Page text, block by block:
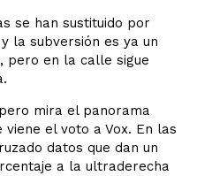
se han sustituido por
la subversión es ya un
pero en la calle sigue
mira el panorama
el voto a Vox. En las
datos que dan un
a la ultraderecha